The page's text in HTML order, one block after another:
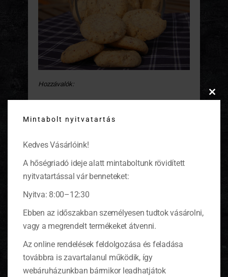
Hozzávalók:
5 dkg porcukor
1 csomag vaníliás cukor
Elkészítése:
Tegyük egy keverőtálba a szobahőmérsékletű
a porcukrot, a lisztet és a sót.
Miután alaposan összegyúrtuk, fedjük le fóliával, s
fél órára tegyük a hűtőszekrénybe. Fedjünk be
formázzunk diónyi gombócokat.
Mintabolt nyitvatartás
Kedves Vásárlóink!
A hőségriadó ideje alatt mintaboltunk rövidített
nyitvatartással vár benneteket:
Nyitva: 8:00–12:30
Ebben az időszakban személyesen tudtok vásárolni,
vagy a megrendelt termékeket átvenni.
Az online rendelések feldolgozása és feladása
továbbra is zavartalanul működik, így
webáruházunkban bármikor leadhatjátok